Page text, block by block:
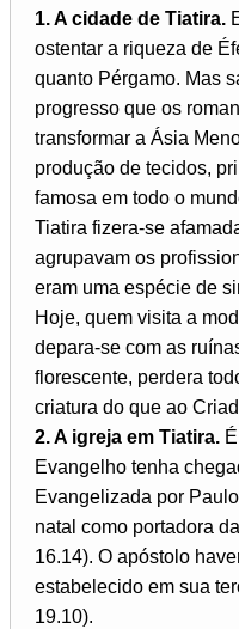
1. A cidade de Tiatira.
ostentar a riqueza de
quanto Pérgamo. Mas
progresso que os
transformar a Ásia
produção de tecidos,
famosa em todo o
Tiatira fizera-se
agrupavam os
eram uma espécie de
Hoje, quem visita a
depara-se com as
florescente, perdera
criatura do que ao
2. A igreja em Tiatira.
Evangelho tenha
Evangelizada por
natal como portadora
16.14). O apóstolo
estabelecido em sua
19.10).